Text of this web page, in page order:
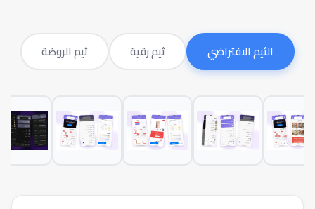
الثيم الافتراضي ثيم رقية ثيم الروضة